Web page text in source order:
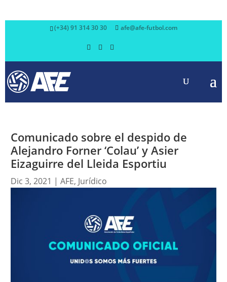
(+34) 91 314 30 30 afe@afe-futbol.com
Comunicado sobre el despido de
Alejandro Forner ‘Colau’ y Asier
Eizaguirre del Lleida Esportiu
Dic 3, 2021 | AFE, Jurídico